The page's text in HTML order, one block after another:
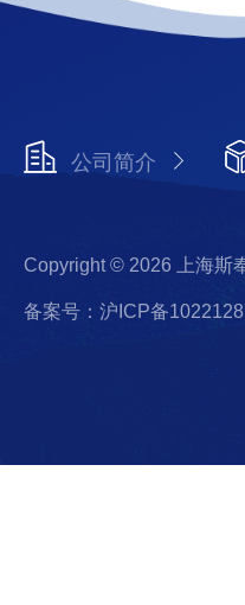
公司简介
Copyright © 2026 上海斯
备案号：沪ICP备